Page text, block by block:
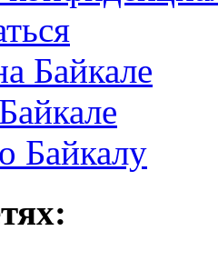
Байкале
Байкалу